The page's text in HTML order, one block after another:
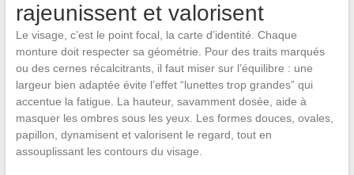
rajeunissent et valorisent
Le visage, c’est le point focal, la carte d’identité. Chaque
monture doit respecter sa géométrie. Pour des traits marqués
ou des cernes récalcitrants, il faut miser sur l’équilibre : une
largeur bien adaptée évite l’effet “lunettes trop grandes” qui
accentue la fatigue. La hauteur, savamment dosée, aide à
masquer les ombres sous les yeux. Les formes douces, ovales,
papillon, dynamisent et valorisent le regard, tout en
assouplissant les contours du visage.